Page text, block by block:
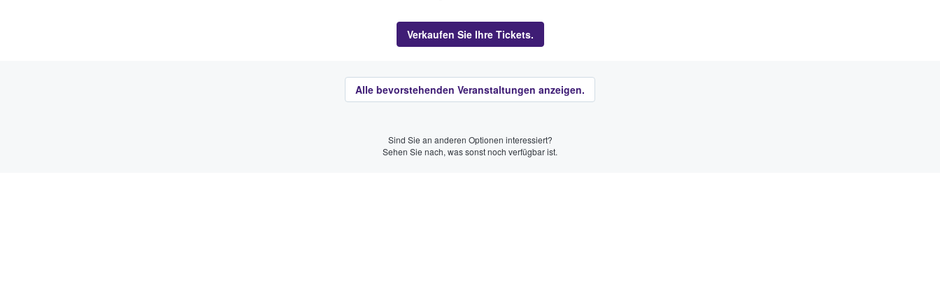
Verkaufen Sie Ihre Tickets.
Alle bevorstehenden Veranstaltungen anzeigen.
Sind Sie an anderen Optionen interessiert?
Sehen Sie nach, was sonst noch verfügbar ist.